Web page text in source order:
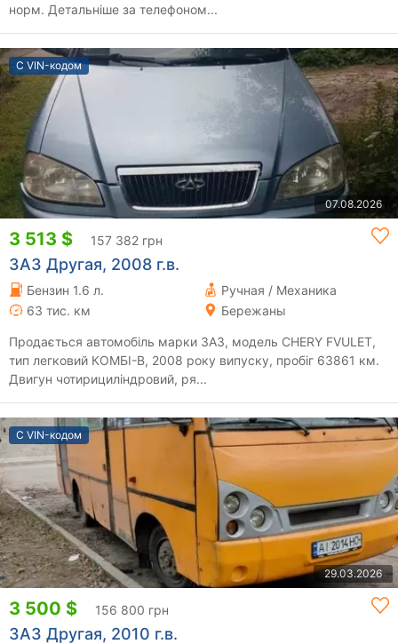
норм. Детальніше за телефоном...
С VIN-кодом
07.08.2026
3 513 $ 157 382 грн
ЗАЗ Другая, 2008 г.в.
Бензин 1.6 л.
Ручная / Механика
63 тис. км
Бережаны
Продається автомобіль марки ЗАЗ, модель CHERY FVULET,
тип легковий КОМБІ-В, 2008 року випуску, пробіг 63861 км.
Двигун чотирициліндровий, ря...
С VIN-кодом
29.03.2026
3 500 $ 156 800 грн
ЗАЗ Другая, 2010 г.в.